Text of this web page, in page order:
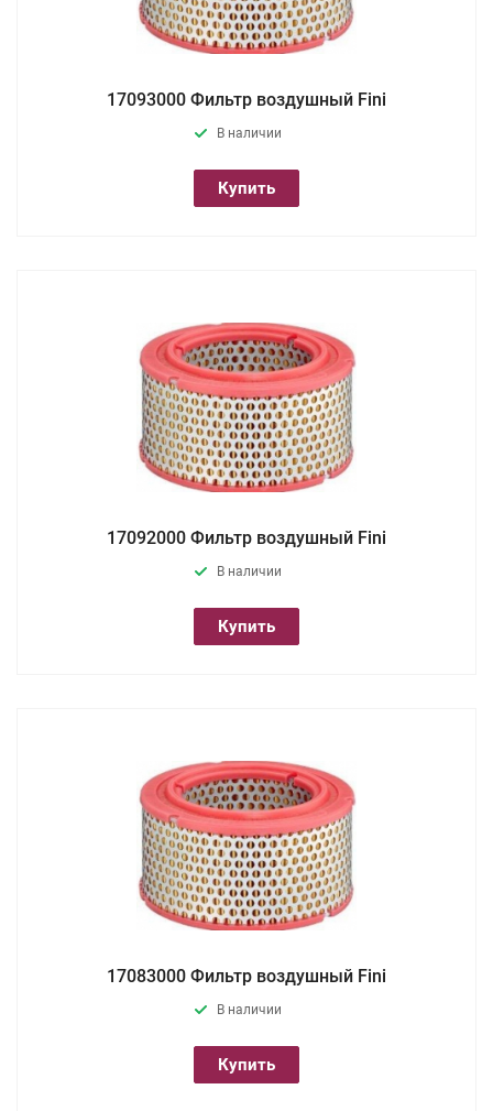
17093000 Фильтр воздушный Fini
В наличии
Купить
17092000 Фильтр воздушный Fini
В наличии
Купить
17083000 Фильтр воздушный Fini
В наличии
Купить